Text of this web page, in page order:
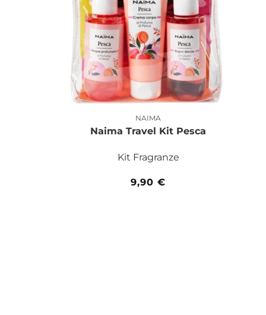
Produttore:
NAIMA
Naima Travel Kit Pesca
Kit Fragranze
Prezzo
9,90 €